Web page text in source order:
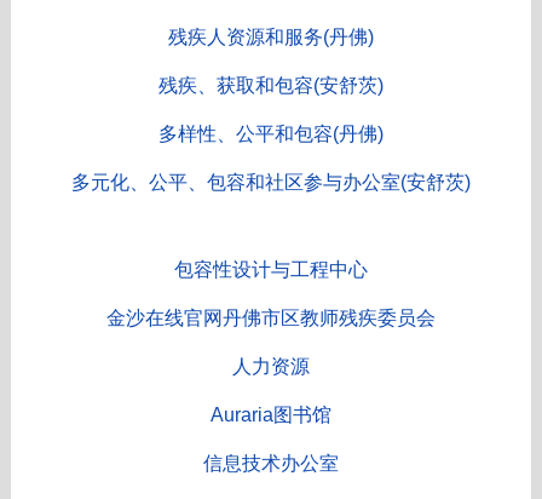
残疾人资源和服务(丹佛)
残疾、获取和包容(安舒茨)
多样性、公平和包容(丹佛)
多元化、公平、包容和社区参与办公室(安舒茨)
包容性设计与工程中心
金沙在线官网丹佛市区教师残疾委员会
人力资源
Auraria图书馆
信息技术办公室